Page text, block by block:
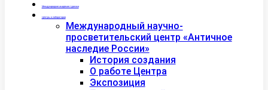
Международная академия туризма
Центры и лаборатории
Международный научно-
просветительский центр «Античное
наследие России»
История создания
О работе Центра
Экспозиция